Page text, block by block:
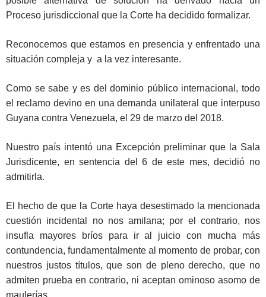
Proceso jurisdiccional que la Corte ha decidido formalizar.
Reconocemos que estamos en presencia y enfrentado una
situación compleja y a la vez interesante.
Como se sabe y es del dominio público internacional, todo
el reclamo devino en una demanda unilateral que interpuso
Guyana contra Venezuela, el 29 de marzo del 2018.
Nuestro país intentó una Excepción preliminar que la Sala
Jurisdicente, en sentencia del 6 de este mes, decidió no
admitirla.
El hecho de que la Corte haya desestimado la mencionada
cuestión incidental no nos amilana; por el contrario, nos
insufla mayores bríos para ir al juicio con mucha más
contundencia, fundamentalmente al momento de probar, con
nuestros justos títulos, que son de pleno derecho, que no
admiten prueba en contrario, ni aceptan ominoso asomo de